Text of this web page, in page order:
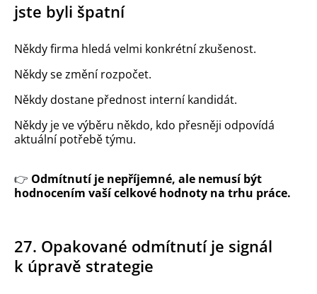
jste byli špatní
Někdy firma hledá velmi konkrétní zkušenost.
Někdy se změní rozpočet.
Někdy dostane přednost interní kandidát.
Někdy je ve výběru někdo, kdo přesněji odpovídá
aktuální potřebě týmu.
👉 Odmítnutí je nepříjemné, ale nemusí být
hodnocením vaší celkové hodnoty na trhu práce.
27. Opakované odmítnutí je signál
k úpravě strategie